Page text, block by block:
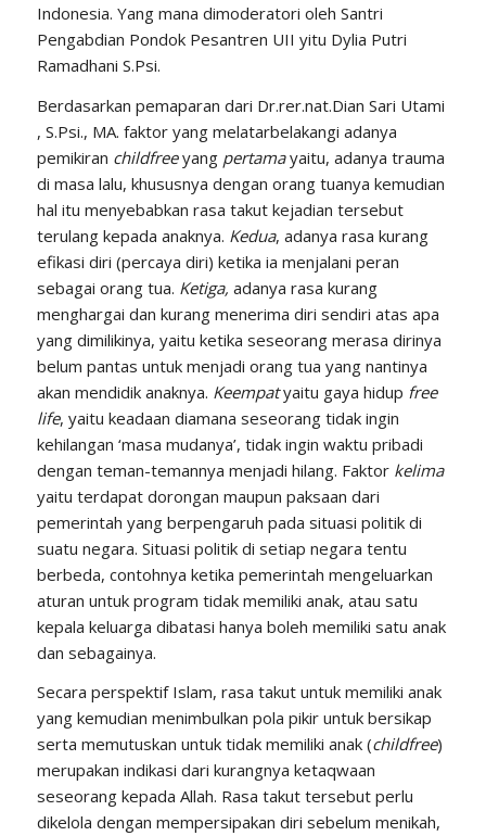
Indonesia. Yang mana dimoderatori oleh Santri
Pengabdian Pondok Pesantren UII yitu Dylia Putri
Ramadhani S.Psi.
Berdasarkan pemaparan dari Dr.rer.nat.Dian Sari Utami
, S.Psi., MA. faktor yang melatarbelakangi adanya
pemikiran childfreeyang pertamayaitu, adanya trauma
di masa lalu, khususnya dengan orang tuanya kemudian
hal itu menyebabkan rasa takut kejadian tersebut
terulang kepada anaknya. Kedua, adanya rasa kurang
efikasi diri (percaya diri) ketika ia menjalani peran
sebagai orang tua. Ketiga, adanya rasa kurang
menghargai dan kurang menerima diri sendiri atas apa
yang dimilikinya, yaitu ketika seseorang merasa dirinya
belum pantas untuk menjadi orang tua yang nantinya
akan mendidik anaknya. Keempatyaitu gaya hidup free
life, yaitu keadaan diamana seseorang tidak ingin
kehilangan ‘masa mudanya’, tidak ingin waktu pribadi
dengan teman-temannya menjadi hilang. Faktor kelima
yaitu terdapat dorongan maupun paksaan dari
pemerintah yang berpengaruh pada situasi politik di
suatu negara. Situasi politik di setiap negara tentu
berbeda, contohnya ketika pemerintah mengeluarkan
aturan untuk program tidak memiliki anak, atau satu
kepala keluarga dibatasi hanya boleh memiliki satu anak
dan sebagainya.
Secara perspektif Islam, rasa takut untuk memiliki anak
yang kemudian menimbulkan pola pikir untuk bersikap
serta memutuskan untuk tidak memiliki anak (childfree)
merupakan indikasi dari kurangnya ketaqwaan
seseorang kepada Allah. Rasa takut tersebut perlu
dikelola dengan mempersipakan diri sebelum menikah,